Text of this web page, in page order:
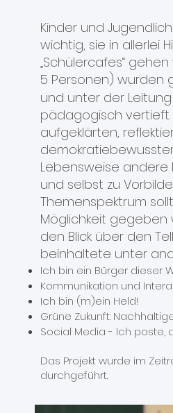
Kinder und
wichtig, sie in allerlei
„Schülercafes“
5 Personen) wurden
und unter der
pädagogisch vertieft.
aufgeklärten,
Lebensweise andere
und selbst zu
Themenspektrum
Möglichkeit
den Blick über den
beinhaltete unter
Ich bin ein Bürger dieser
Kommunikation und
Ich bin (m)ein Held!
Grüne Zukunft:
Social Media - Ich poste,
Das Projekt wurde im
durchgeführt.